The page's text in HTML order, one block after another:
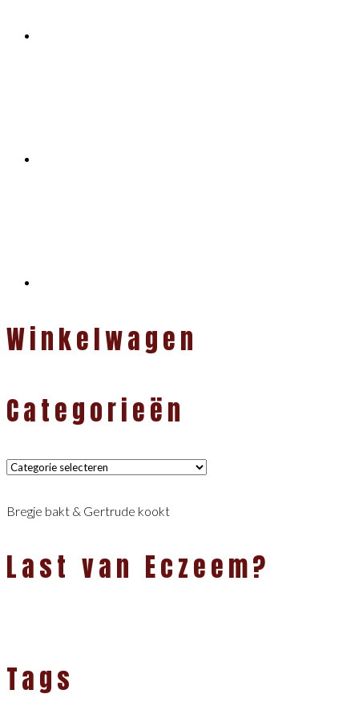
Winkelwagen
Categorieën
Categorieën
Bregje bakt & Gertrude kookt
Last van Eczeem?
Tags